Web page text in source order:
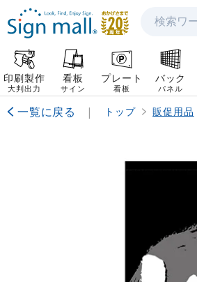
検索
印刷製作
大判出力
看板
サイン
プレート
看板
バック
パネル
一覧に戻る | トップ 販促用品